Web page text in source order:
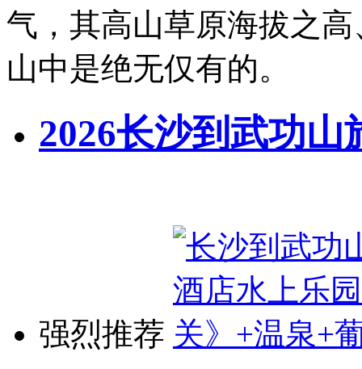
气，其高山草原海拔之
山中是绝无仅有的。
2026长沙到武功山
强烈推荐